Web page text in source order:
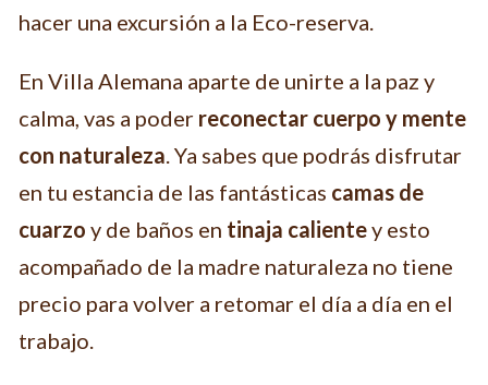
hacer una excursión a la Eco-reserva.
En Villa Alemana aparte de unirte a la paz y
calma, vas a poder reconectar cuerpo y mente
con naturaleza. Ya sabes que podrás disfrutar
en tu estancia de las fantásticas camas de
cuarzo y de baños en tinaja calientey esto
acompañado de la madre naturaleza no tiene
precio para volver a retomar el día a día en el
trabajo.